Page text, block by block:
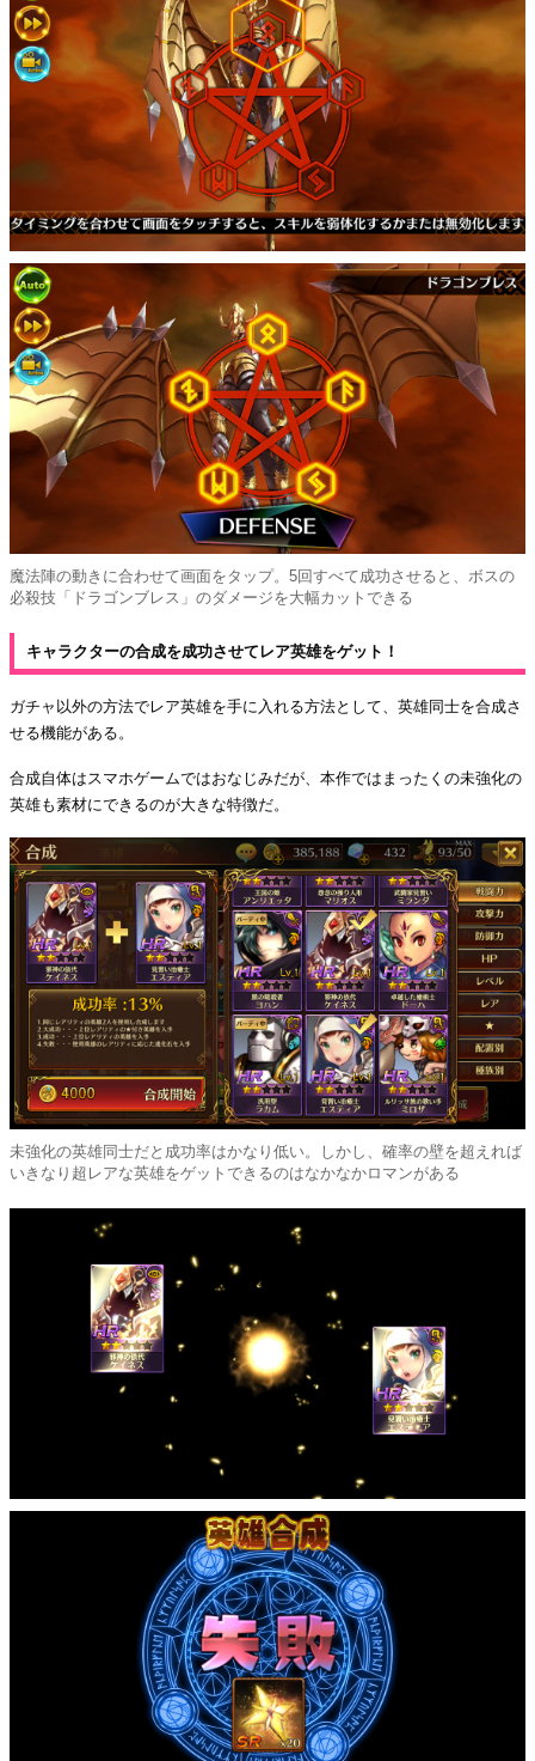
魔法陣の動きに合わせて画面をタップ。5回すべて成功させると、ボスの
必殺技「ドラゴンブレス」のダメージを大幅カットできる
キャラクターの合成を成功させてレア英雄をゲット！
ガチャ以外の方法でレア英雄を手に入れる方法として、英雄同士を合成さ
せる機能がある。
合成自体はスマホゲームではおなじみだが、本作ではまったくの未強化の
英雄も素材にできるのが大きな特徴だ。
未強化の英雄同士だと成功率はかなり低い。しかし、確率の壁を超えれば
いきなり超レアな英雄をゲットできるのはなかなかロマンがある